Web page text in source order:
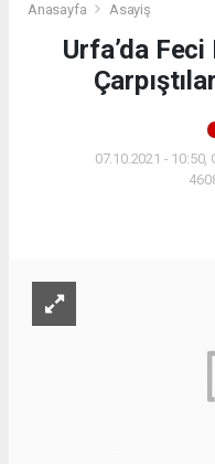
Anasayfa Asayiş
Urfa’da
07.10.2021 - 10:50,